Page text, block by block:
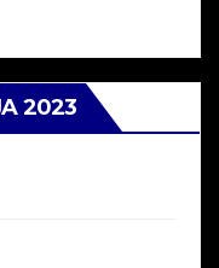
2023